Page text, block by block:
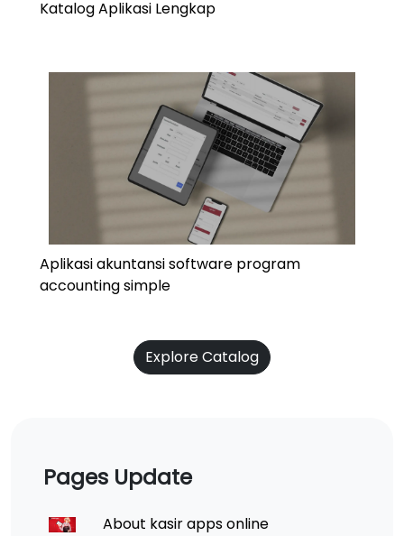
Katalog Aplikasi Lengkap
Aplikasi akuntansi software program
accounting simple
Explore Catalog
Pages Update
About kasir apps online